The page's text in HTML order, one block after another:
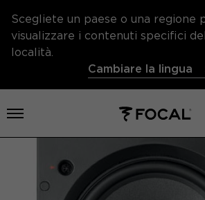
Scegliete un paese o una regione
visualizzare i contenuti specifici
località.
Cambiare la lingua
Aprire il menu